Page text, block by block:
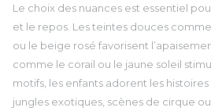
Le choix des nuances est essentiel
et le repos. Les teintes douces
ou le beige rosé favorisent
comme le corail ou le jaune soleil
motifs, les enfants adorent les histoires
jungles exotiques, scènes de cirque